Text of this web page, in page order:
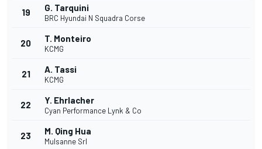
19 G. Tarquini
BRC Hyundai N Squadra Corse
20 T. Monteiro
KCMG
21 A. Tassi
KCMG
22 Y. Ehrlacher
Cyan Performance Lynk & Co
23 M. Qing Hua
Mulsanne Srl